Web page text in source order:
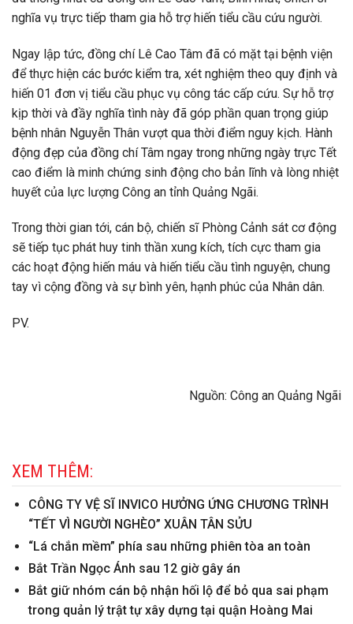
nghĩa vụ trực tiếp tham gia hỗ trợ hiến tiểu cầu cứu người.
Ngay lập tức, đồng chí Lê Cao Tâm đã có mặt tại bệnh viện
để thực hiện các bước kiểm tra, xét nghiệm theo quy định và
hiến 01 đơn vị tiểu cầu phục vụ công tác cấp cứu. Sự hỗ trợ
kịp thời và đầy nghĩa tình này đã góp phần quan trọng giúp
bệnh nhân Nguyễn Thân vượt qua thời điểm nguy kịch. Hành
động đẹp của đồng chí Tâm ngay trong những ngày trực Tết
cao điểm là minh chứng sinh động cho bản lĩnh và lòng nhiệt
huyết của lực lượng Công an tỉnh Quảng Ngãi.
Trong thời gian tới, cán bộ, chiến sĩ Phòng Cảnh sát cơ động
sẽ tiếp tục phát huy tinh thần xung kích, tích cực tham gia
các hoạt động hiến máu và hiến tiểu cầu tình nguyện, chung
tay vì cộng đồng và sự bình yên, hạnh phúc của Nhân dân.
PV.
Nguồn: Công an Quảng Ngãi
XEM THÊM:
CÔNG TY VỆ SĨ INVICO HƯỞNG ỨNG CHƯƠNG TRÌNH
“TẾT VÌ NGƯỜI NGHÈO” XUÂN TÂN SỬU
“Lá chắn mềm” phía sau những phiên tòa an toàn
Bắt Trần Ngọc Ánh sau 12 giờ gây án
Bắt giữ nhóm cán bộ nhận hối lộ để bỏ qua sai phạm
trong quản lý trật tự xây dựng tại quận Hoàng Mai